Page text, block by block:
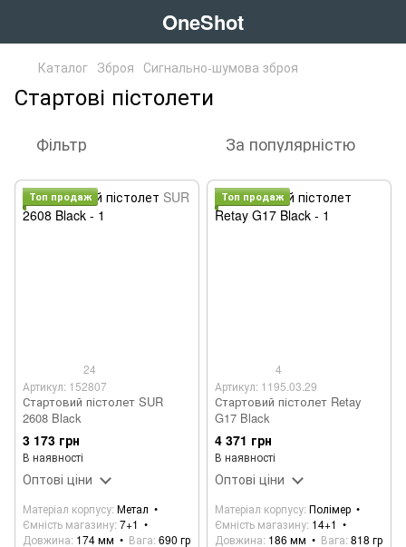
OneShot
Каталог Зброя Сигнально-шумова зброя
Стартові пістолети
Фільтр За популярністю
Топ продаж
24
Артикул: 152807
Стартовий пістолет SUR
2608 Black
3 173 грн
В наявності
Оптові ціни
Матеріал корпусу Метал
Ємність магазину 7+1
Довжина 174 мм Вага 690 гр
Топ продаж
4
Артикул: 1195.03.29
Стартовий пістолет Retay
G17 Black
4 371 грн
В наявності
Оптові ціни
Матеріал корпусу Полімер
Ємність магазину 14+1
Довжина 186 мм Вага 818 гр